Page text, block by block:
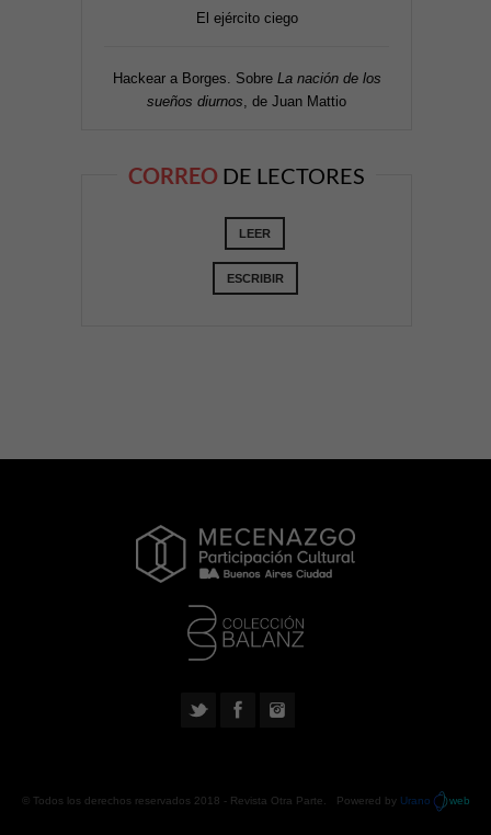
El ejército ciego
Hackear a Borges. Sobre La nación de los
sueños diurnos , de Juan Mattio
CORREO DE LECTORES
LEER
ESCRIBIR
© Todos los derechos reservados 2018 - Revista Otra Parte . Powered by Urano web